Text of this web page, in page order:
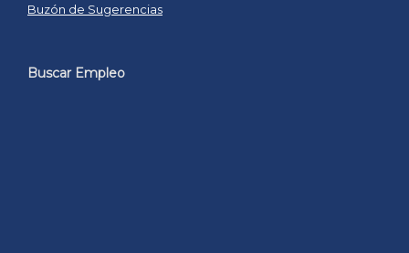
Buzón de Sugerencias
Buscar Empleo